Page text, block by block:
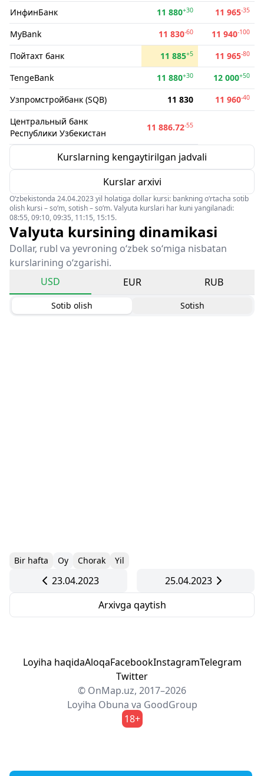
ИнфинБанк 11 880+30 11 965-35
MyBank 11 830-60 11 940-100
Пойтахт банк 11 885+5 11 965-80
TengeBank 11 880+30 12 000+50
Узпромстройбанк (SQB) 11 830 11 960-40
Центральный банк
Республики Узбекистан
11 886.72-55
Kurslarning kengaytirilgan jadvali
Kurslar arxivi
O‘zbekistonda 24.04.2023 yil holatiga dollar kursi: bankning o‘rtacha sotib
olish kursi – so‘m, sotish – so‘m. Valyuta kurslari har kuni yangilanadi:
08:55, 09:10, 09:35, 11:15, 15:15.
Valyuta kursining dinamikasi
Dollar, rubl va yevroning o‘zbek so‘miga nisbatan
kurslarining o‘zgarishi.
USD
EUR RUB
Sotib olish Sotish
Bir hafta Oy Chorak Yil
23.04.2023
25.04.2023
Arxivga qaytish
Loyiha haqidaAloqaFacebookInstagramTelegram
Twitter
© OnMap.uz, 2017–2026
Loyiha Obuna va GoodGroup
18+